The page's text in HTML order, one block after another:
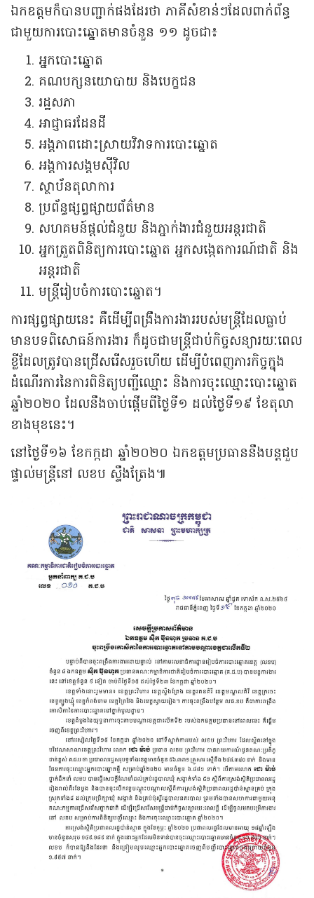
ឯកឧត្តមក៏បានបញ្ជាក់ផងដែរថា ភាគីសំខាន់ៗដែលពាក់ព័ន្ធ
ជាមួយការបោះឆ្នោតមានចំនួន ១១ ដូចជា៖
អ្នកបោះឆ្នោត
គណបក្សនយោបាយ និងបេក្ខជន
រដ្ឋសភា
អាជ្ញាធរដែនដី
អង្គភាពដោះស្រាយវិវាទការបោះឆ្នោត
អង្គការសង្គមស៊ីវិល
ស្ថាប័នតុលាការ
ប្រព័ន្ធផ្សព្វផ្សាយព័ត៌មាន
សហគមន៍ផ្តល់ជំនួយ និងភ្នាក់ងារជំនួយអន្តរជាតិ
អ្នកត្រួតពិនិត្យការបោះឆ្នោត អ្នកសង្កេតការណ៍ជាតិ និង
អន្តរជាតិ
មន្ត្រីរៀបចំការបោះឆ្នោត។
ការផ្សព្វផ្សាយនេះ គឺដើម្បីពង្រឹងការងាររបស់មន្ត្រីដែលធ្លាប់
មានបទពិសោធន៍ការងារ ក៏ដូចជាមន្ត្រីជាប់កិច្ចសន្យារយៈពេល
ខ្លីដែលត្រូវបានជ្រើសរើសរួចហើយ ដើម្បីបំពេញភារកិច្ចក្នុង
ដំណើរការនៃការពិនិត្យបញ្ជីឈ្មោះ និងការចុះឈ្មោះបោះឆ្នោត
ឆ្នាំ២០២០ ដែលនឹងចាប់ផ្តើមពីថ្ងៃទី១ ដល់ថ្ងៃទី១៩ ខែតុលា
ខាងមុខនេះ។
នៅថ្ងៃទី១៦ ខែកក្កដា ឆ្នាំ២០២០ ឯកឧត្តមប្រធាននឹងបន្តជួប
ផ្ទាល់មន្ត្រីនៅ លខប ស្ទឹងត្រែង៕